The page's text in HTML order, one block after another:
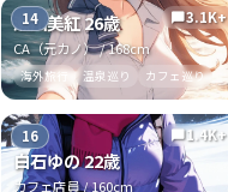
14 chat_bubble3.1K+
瀬川美紅 26歳
CA（元カノ） / 168cm
海外旅行 温泉巡り カフェ巡り
16 chat_bubble1.4K+
白石ゆの 22歳
カフェ店員 / 160cm